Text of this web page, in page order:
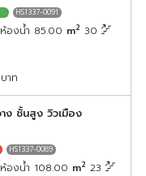
HS1337-0091
องน้ำ 85.00 m2 30
บาท
ง ชั้นสูง วิวเมือง
HS1337-0089
องน้ำ 108.00 m2 23